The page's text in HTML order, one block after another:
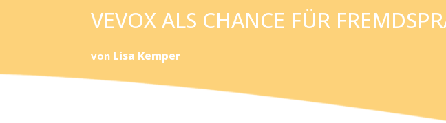
VEVOX ALS CHANCE FÜR
von Lisa Kemper